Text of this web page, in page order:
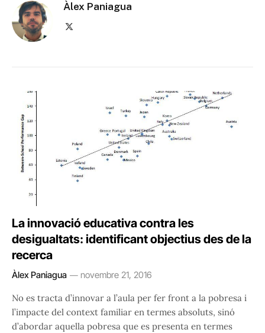
Àlex Paniagua
La innovació educativa contra les
desigualtats: identificant objectius des de la
recerca
Àlex Paniagua novembre 21, 2016
No es tracta d’innovar a l’aula per fer front a la pobresa i
l’impacte del context familiar en termes absoluts, sinó
d’abordar aquella pobresa que es presenta en termes